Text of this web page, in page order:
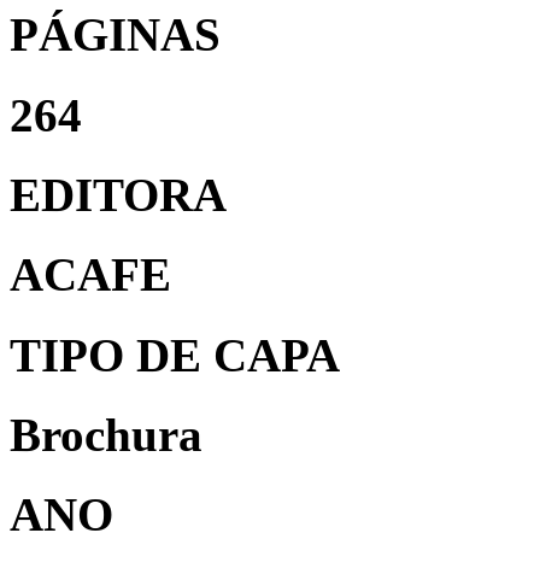
PÁGINAS
264
EDITORA
ACAFE
TIPO DE CAPA
Brochura
ANO